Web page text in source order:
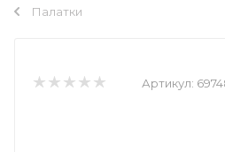
Палатки
Артикул: